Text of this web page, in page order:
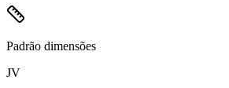
Padrão dimensões
JV